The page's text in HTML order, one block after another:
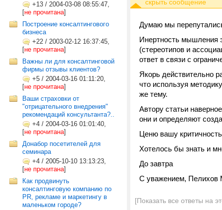
+13 / 2004-03-08 08:55:47,
[не прочитана]
Построение консалтингового
бизнеса
+22 / 2003-02-12 16:37:45,
[не прочитана]
Важны ли для консалтинговой
фирмы отзывы клиентов?
+5 / 2004-03-16 01:11:20,
[не прочитана]
Ваши страховки от
"отрицательного внедрения"
рекомендаций консультанта?..
+4 / 2004-03-16 01:01:40,
[не прочитана]
Донабор посетителей для
семинара
+4 / 2005-10-10 13:13:23,
[не прочитана]
Как продвинуть
консалтинговую компанию по
PR, рекламе и маркетингу в
маленьком городе?
Думаю мы
Инертность мышления
(стереотипов и
ответ в связи с
Якорь действительно
что используя
же тему.
Автору статьи
они и определяют
Ценю вашу
Хотелось бы знать и
До завтра
С уважением, Пелихов
[Показать все ответы на